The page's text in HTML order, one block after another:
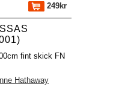
249kr
fint skick FN
Hathaway